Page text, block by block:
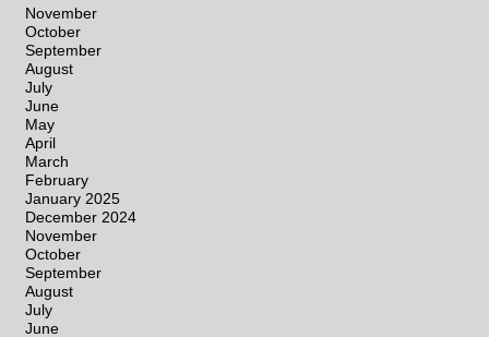
November
October
September
August
July
June
May
April
March
February
January 2025
December 2024
November
October
September
August
July
June